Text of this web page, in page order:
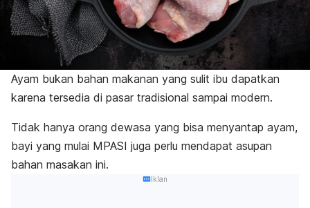
Ayam bukan bahan makanan yang sulit ibu dapatkan
karena tersedia di pasar tradisional sampai modern.
Tidak hanya orang dewasa yang bisa menyantap ayam,
bayi yang mulai MPASI juga perlu mendapat asupan
bahan masakan ini.
Iklan